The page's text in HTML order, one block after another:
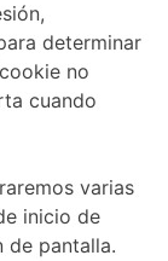
determinar
no
cuando
varias
inicio de
de pantalla.